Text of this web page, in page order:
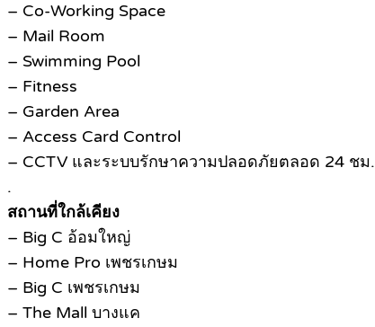
– Co-Working Space
– Mail Room
– Swimming Pool
– Fitness
– Garden Area
– Access Card Control
– CCTV และระบบรักษาความปลอดภัยตลอด 24 ชม.
.
สถานที่ใกล้เคียง
– Big C อ้อมใหญ่
– Home Pro เพชรเกษม
– Big C เพชรเกษม
– The Mall บางแค